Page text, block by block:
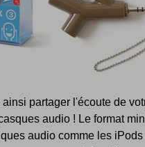
partager l'écoute de
audio ! Le format
audio comme les